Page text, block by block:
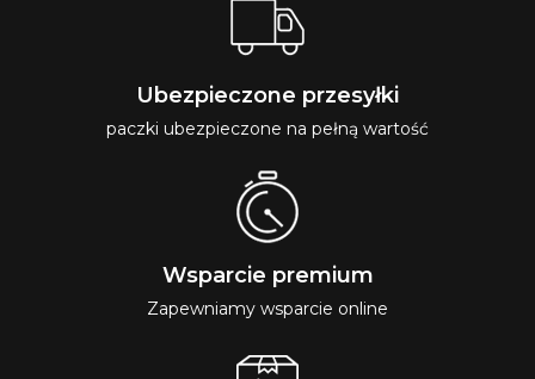
Ubezpieczone przesyłki
paczki ubezpieczone na pełną wartość
Wsparcie premium
Zapewniamy wsparcie online